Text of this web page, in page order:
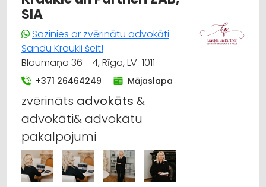
SIA
Sazinies ar zvērinātu advokāti
Sandu Kraukli šeit!
Blaumaņa 36 - 4, Rīga, LV-1011
+371 26464249 Mājaslapa
zvērināts advokāts &
advokāti& advokātu
pakalpojumi